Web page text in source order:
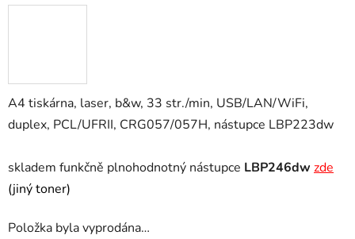
A4 tiskárna, laser, b&w, 33 str./min, USB/LAN/WiFi,
duplex, PCL/UFRII, CRG057/057H, nástupce LBP223dw
skladem funkčně plnohodnotný nástupce LBP246dw zde
(jiný toner)
Položka byla vyprodána…